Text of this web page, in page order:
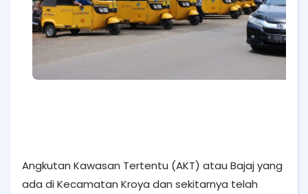
Angkutan Kawasan Tertentu (AKT) atau Bajaj yang
ada di Kecamatan Kroya dan sekitarnya telah